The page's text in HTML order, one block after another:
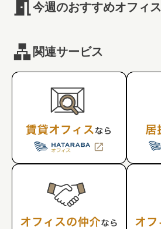
今週のおすすめオフィス
関連サービス